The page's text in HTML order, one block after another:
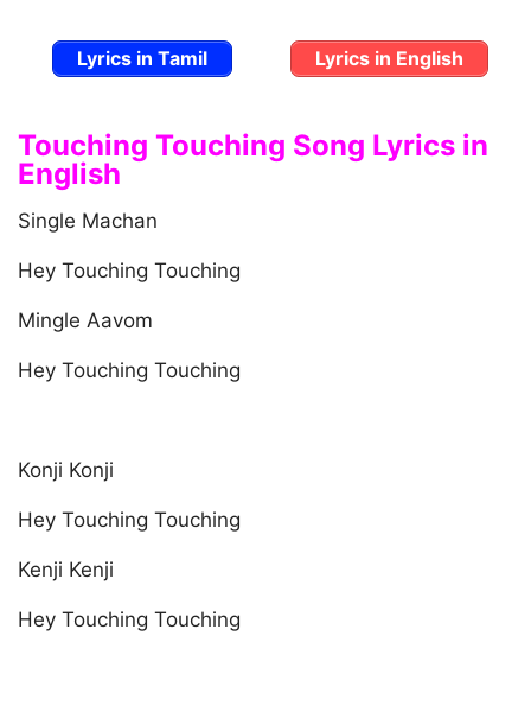
Lyrics in Tamil Lyrics in English
Touching Touching Song Lyrics in
English
Single Machan
Hey Touching Touching
Mingle Aavom
Hey Touching Touching
Konji Konji
Hey Touching Touching
Kenji Kenji
Hey Touching Touching